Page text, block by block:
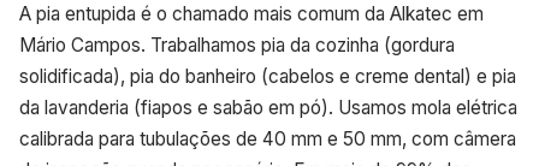
A pia entupida é o chamado mais comum da Alkatec em
Mário Campos. Trabalhamos pia da cozinha (gordura
solidificada), pia do banheiro (cabelos e creme dental) e pia
da lavanderia (fiapos e sabão em pó). Usamos mola elétrica
calibrada para tubulações de 40 mm e 50 mm, com câmera